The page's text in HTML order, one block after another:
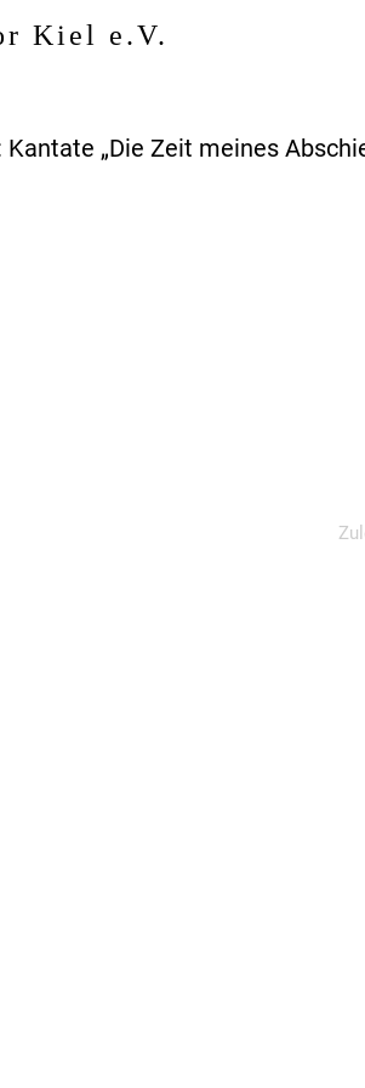
Kiel e.V.
„Die Zeit meines